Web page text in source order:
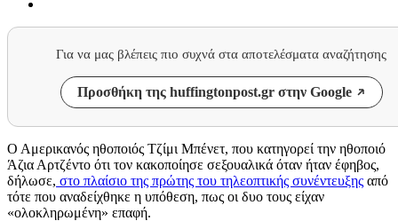
Για να μας βλέπεις πιο συχνά στα αποτελέσματα αναζήτησης
Προσθήκη της huffingtonpost.gr στην Google
Ο Αμερικανός ηθοποιός Τζίμι Μπένετ, που κατηγορεί την ηθοποιό
Άζια Αρτζέντο ότι τον κακοποίησε σεξουαλικά όταν ήταν έφηβος,
δήλωσε, στο πλαίσιο της πρώτης του τηλεοπτικής συνέντευξης από
τότε που αναδείχθηκε η υπόθεση, πως οι δυο τους είχαν
«ολοκληρωμένη» επαφή.